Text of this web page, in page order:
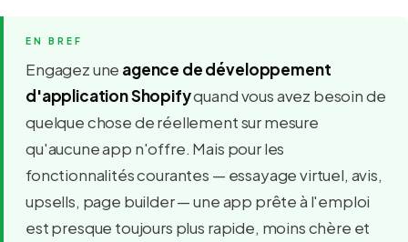
Engagez une agence de développement
d'application Shopifyquand vous avez besoin de
quelque chose de réellement sur mesure
qu'aucune app n'offre. Mais pour les
fonctionnalités courantes — essayage virtuel, avis,
upsells, page builder — une app prête à l'emploi
est presque toujours plus rapide, moins chère et